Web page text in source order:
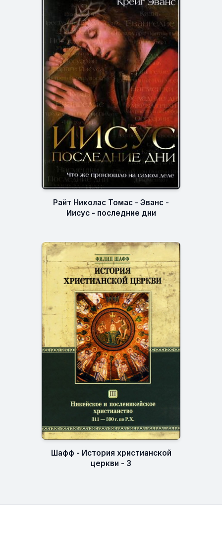
Райт Николас Томас - Эванс -
Иисус - последние дни
Шафф - История христианской
церкви - 3